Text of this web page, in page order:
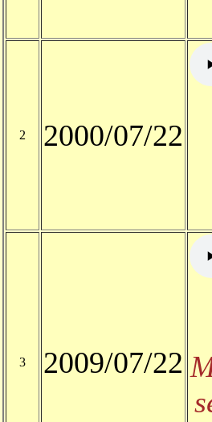
2 2000/07/22
3 2009/07/22